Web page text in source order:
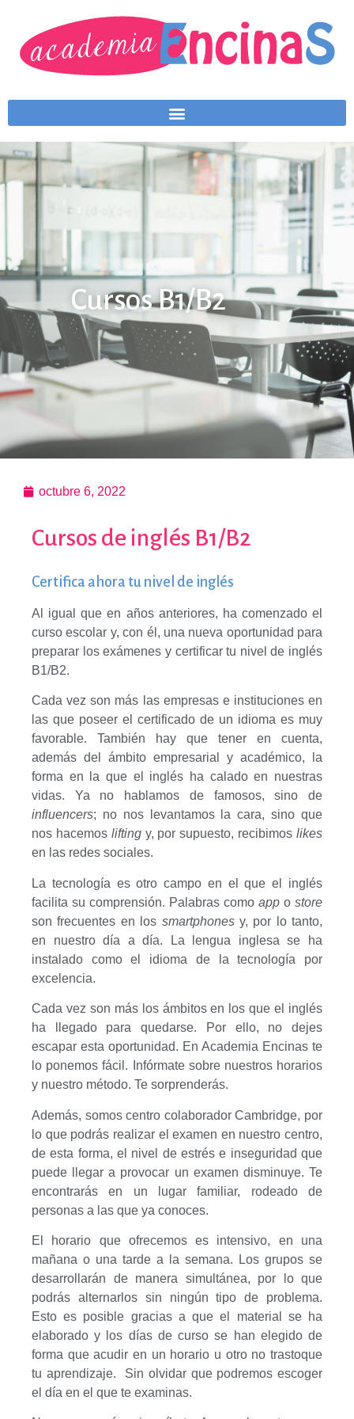
Cursos B1/B2
octubre 6, 2022
Cursos de inglés B1/B2
Certifica ahora tu nivel de inglés
Al igual que en años anteriores, ha comenzado el
curso escolar y, con él, una nueva oportunidad para
preparar los exámenes y certificar tu nivel de inglés
B1/B2.
Cada vez son más las empresas e instituciones en
las que poseer el certificado de un idioma es muy
favorable. También hay que tener en cuenta,
además del ámbito empresarial y académico, la
forma en la que el inglés ha calado en nuestras
vidas. Ya no hablamos de famosos, sino de
influencers; no nos levantamos la cara, sino que
nos hacemos liftingy, por supuesto, recibimoslikes
en las redes sociales.
La tecnología es otro campo en el que el inglés
facilita su comprensión. Palabras como app o store
son frecuentes en los smartphonesy, por lo tanto,
en nuestro día a día. La lengua inglesa se ha
instalado como el idioma de la tecnología por
excelencia.
Cada vez son más los ámbitos en los que el inglés
ha llegado para quedarse. Por ello, no dejes
escapar esta oportunidad. En Academia Encinas te
lo ponemos fácil. Infórmate sobre nuestros horarios
y nuestro método. Te sorprenderás.
Además, somos centro colaborador Cambridge, por
lo que podrás realizar el examen en nuestro centro,
de esta forma, el nivel de estrés e inseguridad que
puede llegar a provocar un examen disminuye. Te
encontrarás en un lugar familiar, rodeado de
personas a las que ya conoces.
El horario que ofrecemos es intensivo, en una
mañana o una tarde a la semana.
Los grupos se
desarrollarán de manera simultánea, por lo que
podrás alternarlos sin ningún tipo de problema.
Esto es posible gracias a que el material se ha
elaborado y los días de curso se han elegido de
forma que acudir en un horario u otro no trastoque
tu aprendizaje.
Sin olvidar que podremos escoger
el día en el que te examinas.